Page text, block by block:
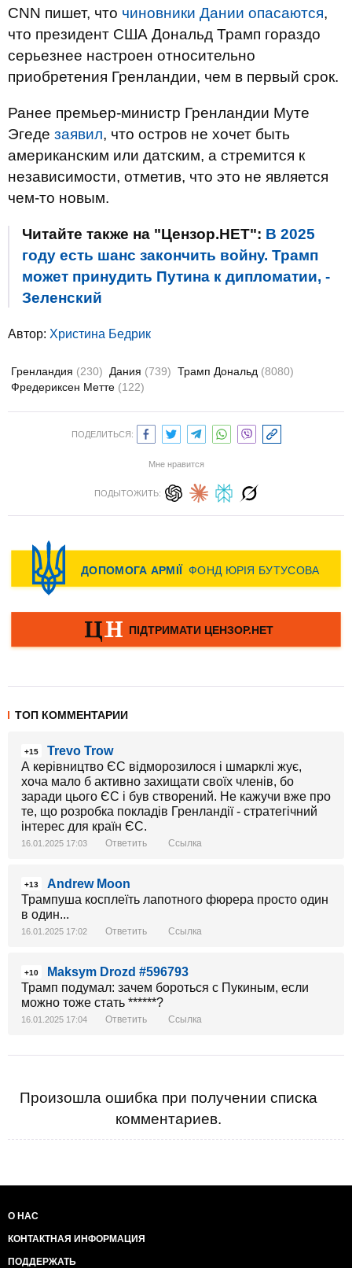
CNN пишет, что чиновники Дании опасаются,
что президент США Дональд Трамп гораздо
серьезнее настроен относительно
приобретения Гренландии, чем в первый срок.
Ранее премьер-министр Гренландии Муте
Эгеде заявил, что остров не хочет быть
американским или датским, а стремится к
независимости, отметив, что это не является
чем-то новым.
Читайте также на "Цензор.НЕТ": В 2025
году есть шанс закончить войну. Трамп
может принудить Путина к дипломатии, -
Зеленский
Автор: Христина Бедрик
Гренландия (230) Дания (739) Трамп Дональд (8080)
Фредериксен Метте (122)
ПОДЕЛИТЬСЯ:
Мне нравится
ПОДЫТОЖИТЬ:
ТОП КОММЕНТАРИИ
+15
Trevo Trow
А керівництво ЄС відморозилося і шмарклі жує,
хоча мало б активно захищати своїх членів, бо
заради цього ЄС і був створений. Не кажучи вже про
те, що розробка покладів Гренландії - стратегічний
інтерес для країн ЄС.
16.01.2025 17:03 Ответить Ссылка
+13
Andrew Moon
Трампуша косплеїть лапотного фюрера просто один
в один...
16.01.2025 17:02 Ответить Ссылка
+10
Maksym Drozd #596793
Трамп подумал: зачем бороться с Пукиным, если
можно тоже стать ******?
16.01.2025 17:04 Ответить Ссылка
Произошла ошибка при получении списка
комментариев.
О НАС
КОНТАКТНАЯ ИНФОРМАЦИЯ
ПОДДЕРЖАТЬ